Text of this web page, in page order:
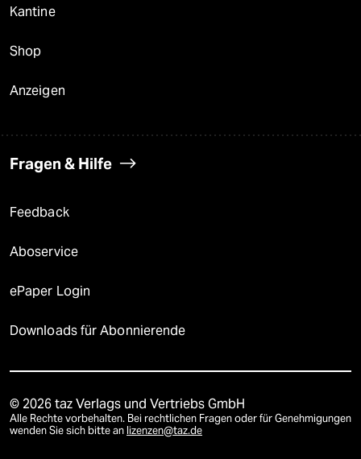
Kantine
Shop
Anzeigen
Fragen & Hilfe
Feedback
Aboservice
ePaper Login
Downloads für Abonnierende
© 2026 taz Verlags und Vertriebs GmbH
Alle Rechte vorbehalten. Bei rechtlichen Fragen oder für Genehmigungen
wenden Sie sich bitte an lizenzen@taz.de